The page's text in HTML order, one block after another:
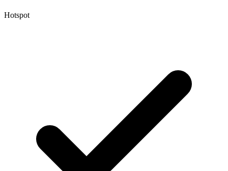
Hotspot